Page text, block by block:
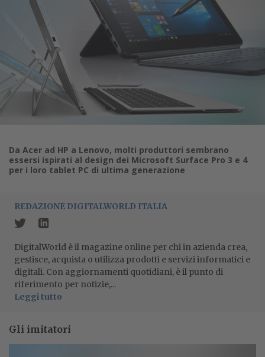
Da Acer ad HP a Lenovo, molti produttori sembrano
essersi ispirati al design dei Microsoft Surface Pro 3 e 4
per i loro tablet PC di ultima generazione
REDAZIONE DIGITALWORLD ITALIA
DigitalWorld è il magazine online per chi in azienda crea,
gestisce, acquista o utilizza prodotti e servizi informatici e
digitali. Con aggiornamenti quotidiani, è il punto di
riferimento per notizie,...
Leggi tutto
Gli imitatori